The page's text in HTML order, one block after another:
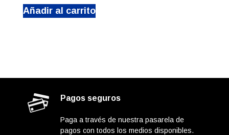
Añadir al carrito
Pagos seguros
Paga a través de nuestra pasarela de
pagos con todos los medios disponibles.